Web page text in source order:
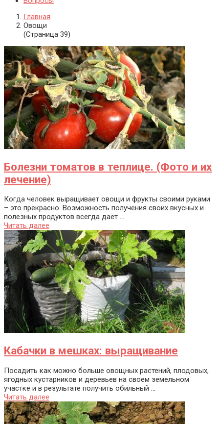
Главная
Овощи
(Страница 39)
Болезни томатов в теплице. (Фото и их
лечение)
Когда человек выращивает овощи и фрукты своими руками
– это прекрасно. Возможность получения своих вкусных и
полезных продуктов всегда даёт ...
Читать далее
Кабачки в мешках: выращивание
Посадить как можно больше овощных растений, плодовых,
ягодных кустарников и деревьев на своем земельном
участке и в результате получить обильный ...
Читать далее